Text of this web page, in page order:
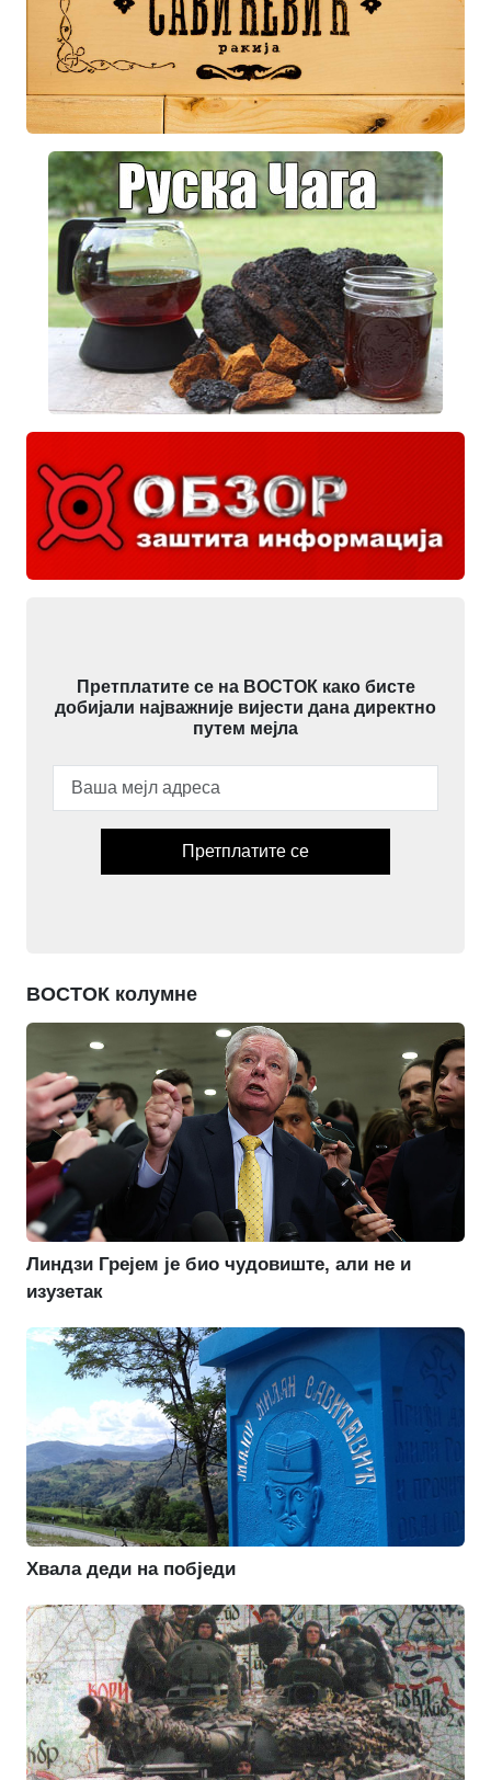
Претплатите се на ВОСТОК како бисте
добијали најважније вијести дана директно
путем мејла
Претплатите се
ВОСТОК колумне
Линдзи Грејем је био чудовиште, али не и
изузетак
Хвала деди на побједи